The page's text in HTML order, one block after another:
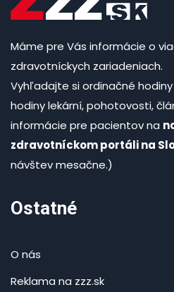
Máme pre Vás informácie o
zdravotníckych zariadeniach.
Vyhľadajte si ordinačné
hodiny lekární, pohotovosti,
informácie pre pacientov na
zdravotníckom portáli na
návštev mesačne.)
Ostatné
O nás
Reklama na zzz.sk